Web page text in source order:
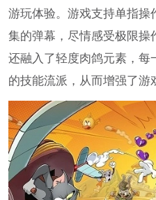
游玩体验。游戏支持单指
集的弹幕，尽情感受极限操
还融入了轻度肉鸽元素，每
的技能流派，从而增强了游